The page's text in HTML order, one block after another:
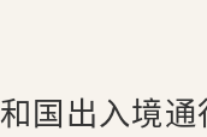
国出入境